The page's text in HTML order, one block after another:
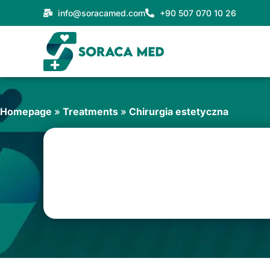
do
info@soracamed.com +90 507 070 10 26
Homepage » Treatments » Chirurgia estetyczna